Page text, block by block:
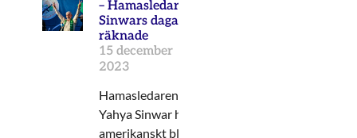
– Hamasledaren
Sinwars dagar är
räknade
15 december
2023
Hamasledaren
Yahya Sinwar har
amerikanskt blod